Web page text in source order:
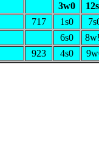
3w0
717 1s0
6s0
923 4s0